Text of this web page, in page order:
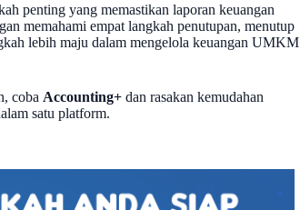
penting yang memastikan laporan keuangan
memahami empat langkah penutupan, menutup
lebih maju dalam mengelola keuangan UMKM
coba Accounting+ dan rasakan kemudahan
satu platform.